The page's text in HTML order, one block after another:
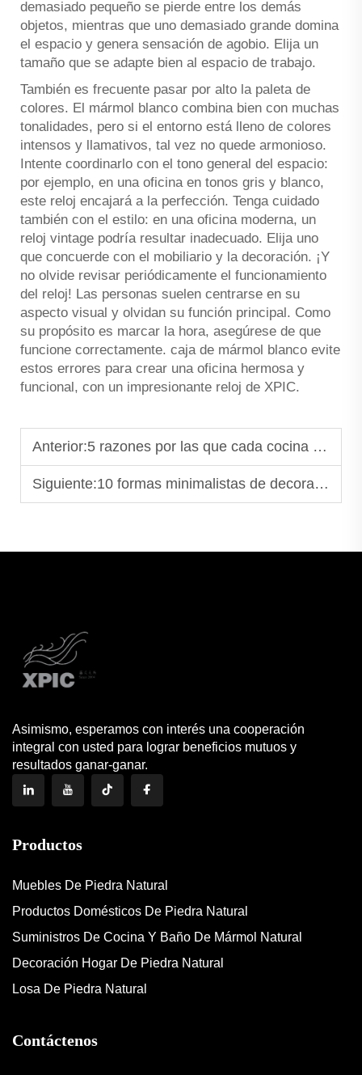
demasiado pequeño se pierde entre los demás
objetos, mientras que uno demasiado grande domina
el espacio y genera sensación de agobio. Elija un
tamaño que se adapte bien al espacio de trabajo.
También es frecuente pasar por alto la paleta de
colores. El mármol blanco combina bien con muchas
tonalidades, pero si el entorno está lleno de colores
intensos y llamativos, tal vez no quede armonioso.
Intente coordinarlo con el tono general del espacio:
por ejemplo, en una oficina en tonos gris y blanco,
este reloj encajará a la perfección. Tenga cuidado
también con el estilo: en una oficina moderna, un
reloj vintage podría resultar inadecuado. Elija uno
que concuerde con el mobiliario y la decoración. ¡Y
no olvide revisar periódicamente el funcionamiento
del reloj! Las personas suelen centrarse en su
aspecto visual y olvidan su función principal. Como
su propósito es marcar la hora, asegúrese de que
funcione correctamente. caja de mármol blanco evite
estos errores para crear una oficina hermosa y
funcional, con un impresionante reloj de XPIC.
Anterior:5 razones por las que cada cocina moderna necesita un soporte para libros de cocina de mármol
Siguiente:10 formas minimalistas de decorar un pedestal de mármol en su salón
Asimismo, esperamos con interés una cooperación
integral con usted para lograr beneficios mutuos y
resultados ganar-ganar.
Productos
Muebles De Piedra Natural
Productos Domésticos De Piedra Natural
Suministros De Cocina Y Baño De Mármol Natural
Decoración Hogar De Piedra Natural
Losa De Piedra Natural
Contáctenos